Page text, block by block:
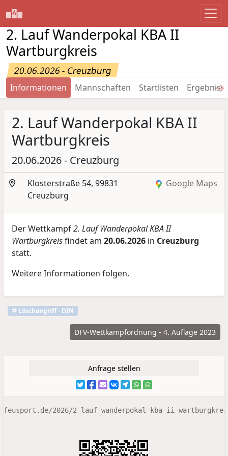
2. Lauf Wanderpokal KBA II
Wartburgkreis
20.06.2026 - Creuzburg
Informationen Mannschaften Startlisten →
2. Lauf Wanderpokal KBA II
Wartburgkreis
20.06.2026 - Creuzburg
Klosterstraße 54, 99831
Creuzburg
Google Maps
Der Wettkampf2. Lauf Wanderpokal KBA II
Wartburgkreisfindet am20.06.2026 in Creuzburg
statt.
Weitere Informationen folgen.
Löschangriff - DIN
DFV-Wettkampfordnung - 4. Auflage 2023
Anfrage stellen
feusport.de/2026/2-lauf-wanderpokal-kba-ii-